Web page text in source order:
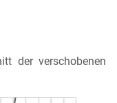
der verschobenen